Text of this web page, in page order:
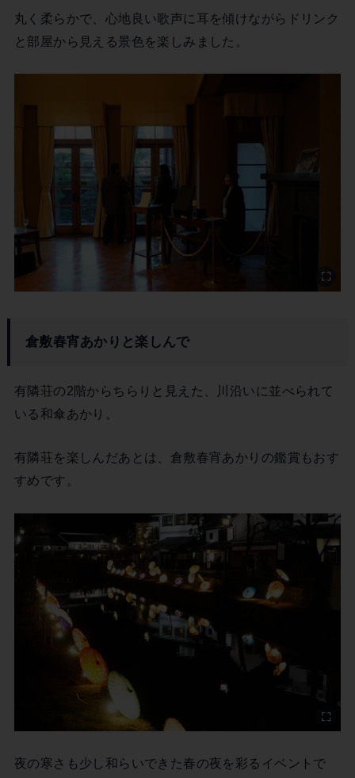
丸く柔らかで、心地良い歌声に耳を傾けながらドリンク
と部屋から見える景色を楽しみました。
倉敷春宵あかりと楽しんで
有隣荘の2階からちらりと見えた、川沿いに並べられて
いる和傘あかり。
有隣荘を楽しんだあとは、倉敷春宵あかりの鑑賞もおす
すめです。
夜の寒さも少し和らいできた春の夜を彩るイベントで